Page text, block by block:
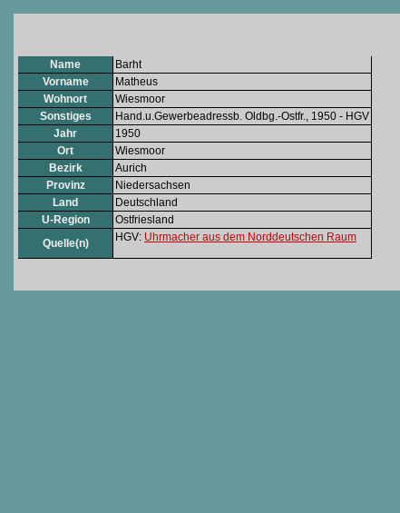
Name
Barht
Vorname
Matheus
Wohnort
Wiesmoor
Sonstiges
Hand.u.Gewerbeadressb. Oldbg.-Ostfr., 1950 - HGV
Jahr
1950
Ort
Wiesmoor
Bezirk
Aurich
Provinz
Niedersachsen
Land
Deutschland
U-Region
Ostfriesland
Quelle(n)
HGV: Uhrmacher aus dem Norddeutschen Raum